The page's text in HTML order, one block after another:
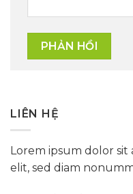
LIÊN HỆ
Lorem ipsum dolor
elit, sed diam